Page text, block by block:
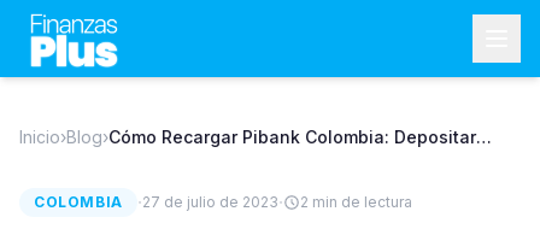
Inicio›Blog›Cómo Recargar Pibank Colombia: Depositar
COLOMBIA ·27 de julio de 2023· 2 min de lectura